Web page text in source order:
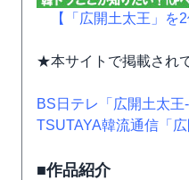
【「広開土太王」を2
★本サイトで掲載され
BS日テレ「広開土太
TSUTAYA韓流通信「
■作品紹介